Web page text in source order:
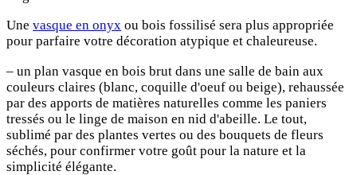
Une vasque en onyx ou bois fossilisé sera plus appropriée
pour parfaire votre décoration atypique et chaleureuse.
– un plan vasque en bois brut dans une salle de bain aux
couleurs claires (blanc, coquille d'oeuf ou beige), rehaussée
par des apports de matières naturelles comme les paniers
tressés ou le linge de maison en nid d'abeille. Le tout,
sublimé par des plantes vertes ou des bouquets de fleurs
séchés, pour confirmer votre goût pour la nature et la
simplicité élégante.